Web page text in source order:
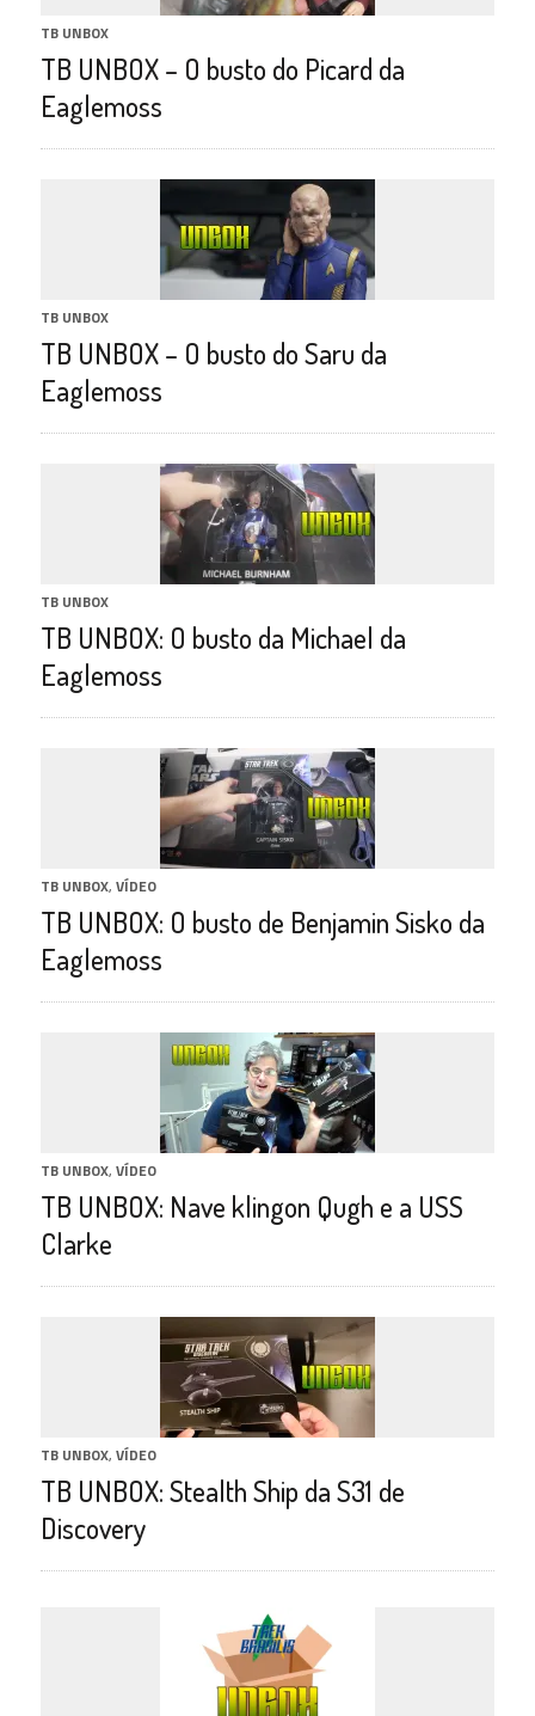
TB UNBOX
TB UNBOX – O busto do Picard da
Eaglemoss
TB UNBOX
TB UNBOX – O busto do Saru da
Eaglemoss
TB UNBOX
TB UNBOX: O busto da Michael da
Eaglemoss
TB UNBOX, VÍDEO
TB UNBOX: O busto de Benjamin Sisko da
Eaglemoss
TB UNBOX, VÍDEO
TB UNBOX: Nave klingon Qugh e a USS
Clarke
TB UNBOX, VÍDEO
TB UNBOX: Stealth Ship da S31 de
Discovery